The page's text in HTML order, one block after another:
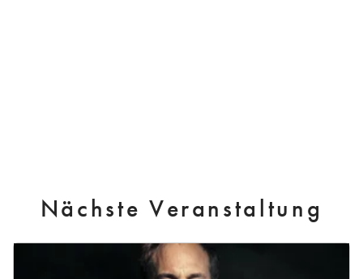
Nächste Veranstaltung